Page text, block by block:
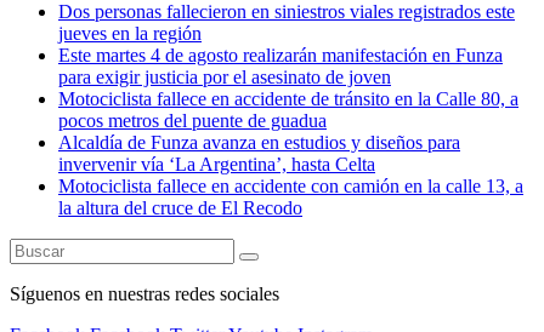
Dos personas fallecieron en siniestros viales registrados este
jueves en la región
Este martes 4 de agosto realizarán manifestación en Funza
para exigir justicia por el asesinato de joven
Motociclista fallece en accidente de tránsito en la Calle 80, a
pocos metros del puente de guadua
Alcaldía de Funza avanza en estudios y diseños para
invervenir vía ‘La Argentina’, hasta Celta
Motociclista fallece en accidente con camión en la calle 13, a
la altura del cruce de El Recodo
Síguenos en nuestras redes sociales